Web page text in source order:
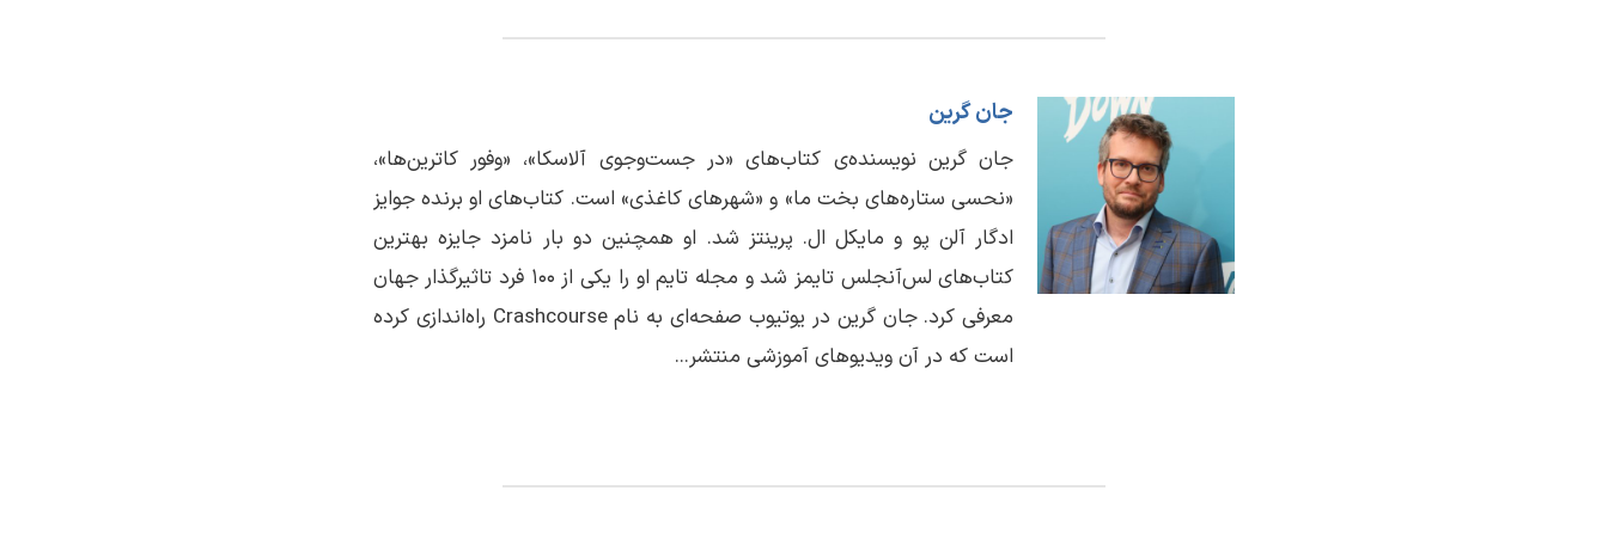
جان گرین
جان گرین نویسنده‌ی کتاب‌های «در جست‌وجوی آلاسکا»، «وفور کاترین‌ها»،
«نحسی ستاره‌های بخت ما» و «شهرهای کاغذی» است. کتاب‌های او برنده جوایز
ادگار آلن پو و مایکل ال. پرینتز شد. او همچنین دو بار نامزد جایزه بهترین
کتاب‌های لس‌آنجلس تایمز شد و مجله تایم او را یکی از 100 فرد تاثیرگذار جهان
معرفی کرد. جان گرین در یوتیوب صفحه‌ای به نام Crashcourse راه‌اندازی کرده
است که در آن ویدیوهای آموزشی منتشر...